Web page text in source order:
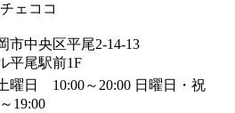
ェココ
市中央区平尾2-14-13
平尾駅前1F
曜日 10:00～20:00 日曜日・祝
19:00